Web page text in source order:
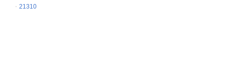
21310